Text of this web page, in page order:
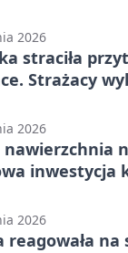
2026
straciła
Strażacy
2026
nawierzchnia
inwestycja
2026
reagowała na